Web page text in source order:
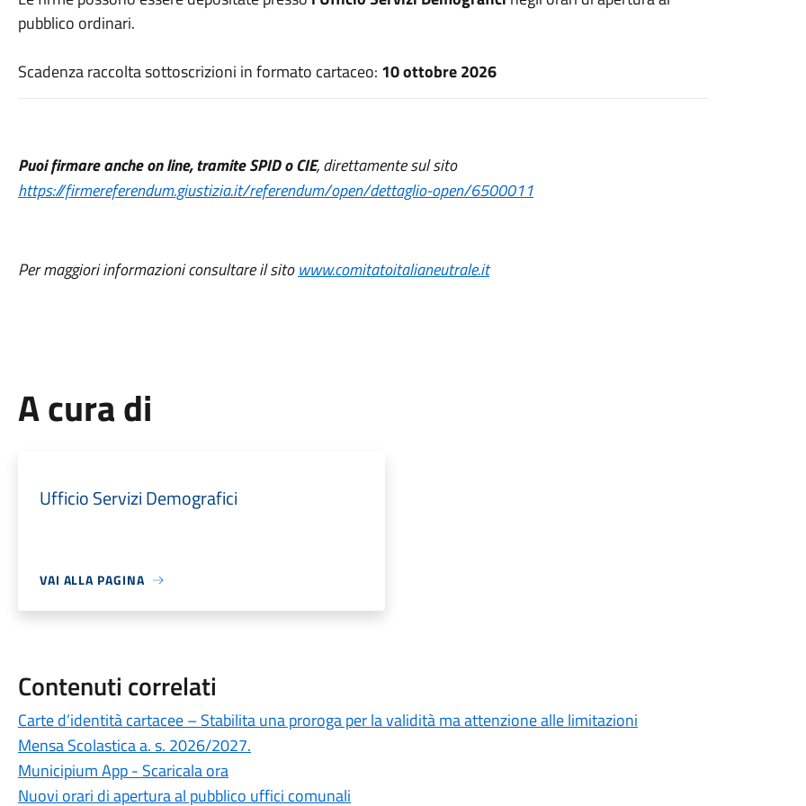
pubblico ordinari.
Scadenza raccolta sottoscrizioni in formato cartaceo: 10 ottobre 2026
Puoi firmare anche on line, tramite SPID o CIE, direttamente sul sito
https://firmereferendum.giustizia.it/referendum/open/dettaglio-open/6500011
Per maggiori informazioni consultare il sitowww.comitatoitalianeutrale.it
A cura di
Ufficio Servizi Demografici
VAI ALLA PAGINA
Contenuti correlati
Carte d’identità cartacee – Stabilita una proroga per la validità ma attenzione alle limitazioni
Mensa Scolastica a. s. 2026/2027.
Municipium App - Scaricala ora
Nuovi orari di apertura al pubblico uffici comunali